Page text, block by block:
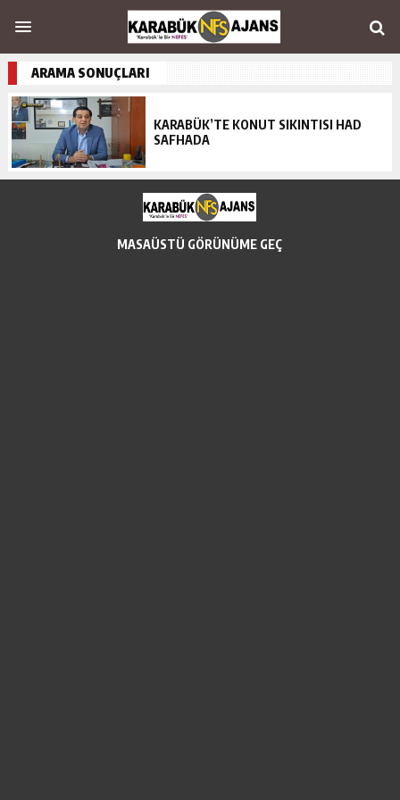
ARAMA SONUÇLARI
KARABÜK’TE KONUT SIKINTISI HAD
SAFHADA
MASAÜSTÜ GÖRÜNÜME GEÇ